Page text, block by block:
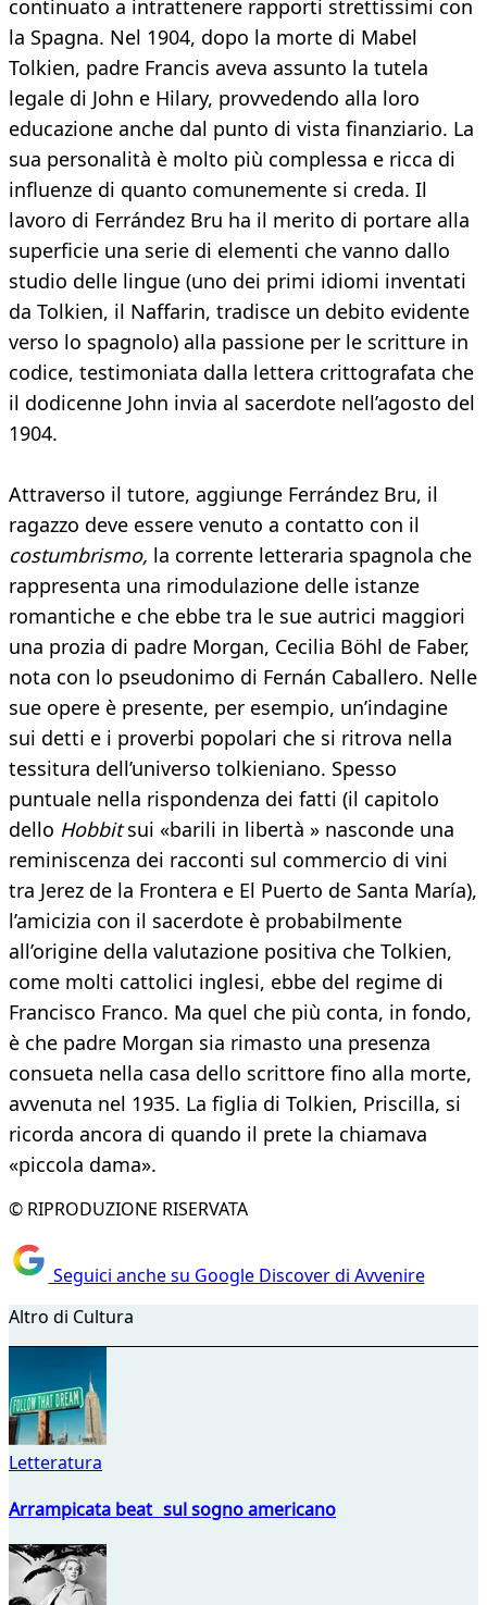
continuato a intrattenere rapporti strettissimi con
la Spagna. Nel 1904, dopo la morte di Mabel
Tolkien, padre Francis aveva assunto la tutela
legale di John e Hilary, provvedendo alla loro
educazione anche dal punto di vista finanziario. La
sua personalità è molto più complessa e ricca di
influenze di quanto comunemente si creda. Il
lavoro di Ferrández Bru ha il merito di portare alla
superficie una serie di elementi che vanno dallo
studio delle lingue (uno dei primi idiomi inventati
da Tolkien, il Naffarin, tradisce un debito evidente
verso lo spagnolo) alla passione per le scritture in
codice, testimoniata dalla lettera crittografata che
il dodicenne John invia al sacerdote nell’agosto del
1904.
Attraverso il tutore, aggiunge Ferrández Bru, il
ragazzo deve essere venuto a contatto con il
costumbrismo, la corrente letteraria spagnola che
rappresenta una rimodulazione delle istanze
romantiche e che ebbe tra le sue autrici maggiori
una prozia di padre Morgan, Cecilia Böhl de Faber,
nota con lo pseudonimo di Fernán Caballero. Nelle
sue opere è presente, per esempio, un’indagine
sui detti e i proverbi popolari che si ritrova nella
tessitura dell’universo tolkieniano. Spesso
puntuale nella rispondenza dei fatti (il capitolo
dello Hobbitsui «barili in libertà » nasconde una
reminiscenza dei racconti sul commercio di vini
tra Jerez de la Frontera e El Puerto de Santa María),
l’amicizia con il sacerdote è probabilmente
all’origine della valutazione positiva che Tolkien,
come molti cattolici inglesi, ebbe del regime di
Francisco Franco. Ma quel che più conta, in fondo,
è che padre Morgan sia rimasto una presenza
consueta nella casa dello scrittore fino alla morte,
avvenuta nel 1935. La figlia di Tolkien, Priscilla, si
ricorda ancora di quando il prete la chiamava
«piccola dama».
© RIPRODUZIONE RISERVATA
Seguici anche su Google Discover di Avvenire
Altro di Cultura
Letteratura
Arrampicata beat sul sogno americano